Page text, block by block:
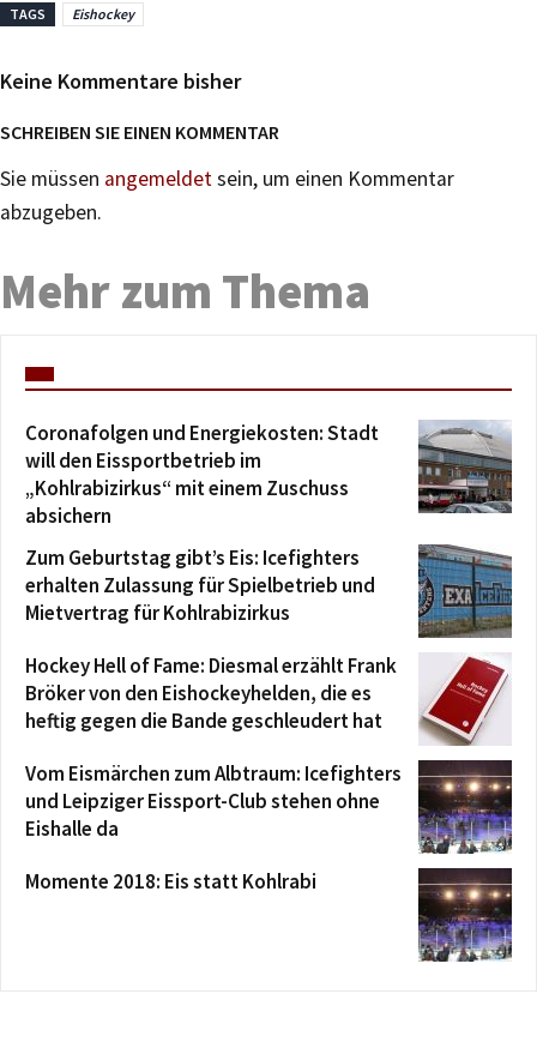
TAGS Eishockey
Keine Kommentare bisher
SCHREIBEN SIE EINEN KOMMENTAR
Sie müssen angemeldetsein, um einen Kommentar
abzugeben.
Mehr zum Thema
Coronafolgen und Energiekosten: Stadt
will den Eissportbetrieb im
„Kohlrabizirkus“ mit einem Zuschuss
absichern
Zum Geburtstag gibt’s Eis: Icefighters
erhalten Zulassung für Spielbetrieb und
Mietvertrag für Kohlrabizirkus
Hockey Hell of Fame: Diesmal erzählt Frank
Bröker von den Eishockeyhelden, die es
heftig gegen die Bande geschleudert hat
Vom Eismärchen zum Albtraum: Icefighters
und Leipziger Eissport-Club stehen ohne
Eishalle da
Momente 2018: Eis statt Kohlrabi